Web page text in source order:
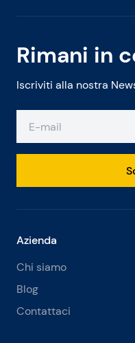
Rimani in
Iscriviti alla nostra
Azienda
Chi siamo
Blog
Contattaci